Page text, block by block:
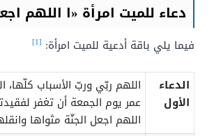
دعاء للميت امرأة «ا اللهم
فيما يلي باقة أدعية للميت امرأة: [1]
الدعاء
الأول
اللهم ربّي وربّ الأسباب
عمر يوم الجمعة أن تغفر
اللهم اجعل الجنّة مثواها